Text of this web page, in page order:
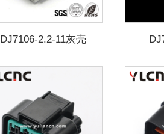
DJ7106-2.2-11灰壳